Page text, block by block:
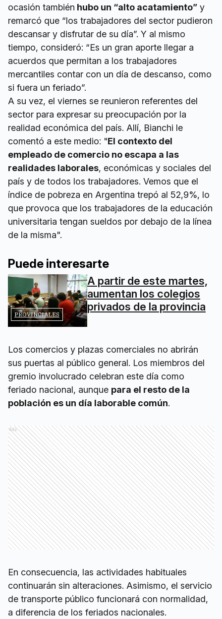
ocasión también hubo un “alto acatamiento” y
remarcó que “los trabajadores del sector pudieron
descansar y disfrutar de su día”. Y al mismo
tiempo, consideró: “Es un gran aporte llegar a
acuerdos que permitan a los trabajadores
mercantiles contar con un día de descanso, como
si fuera un feriado”.
A su vez, el viernes se reunieron referentes del
sector para expresar su preocupación por la
realidad económica del país. Allí, Bianchi le
comentó a este medio: "El contexto del
empleado de comercio no escapa a las
realidades laborales, económicas y sociales del
país y de todos los trabajadores. Vemos que el
índice de pobreza en Argentina trepó al 52,9%, lo
que provoca que los trabajadores de la educación
universitaria tengan sueldos por debajo de la línea
de la misma".
Puede interesarte
PROVINCIALES
A partir de este martes,
aumentan los colegios
privados de la provincia
Los comercios y plazas comerciales no abrirán
sus puertas al público general. Los miembros del
gremio involucrado celebran este día como
feriado nacional, aunque para el resto de la
población es un día laborable común.
Ads
En consecuencia, las actividades habituales
continuarán sin alteraciones. Asimismo, el servicio
de transporte público funcionará con normalidad,
a diferencia de los feriados nacionales.